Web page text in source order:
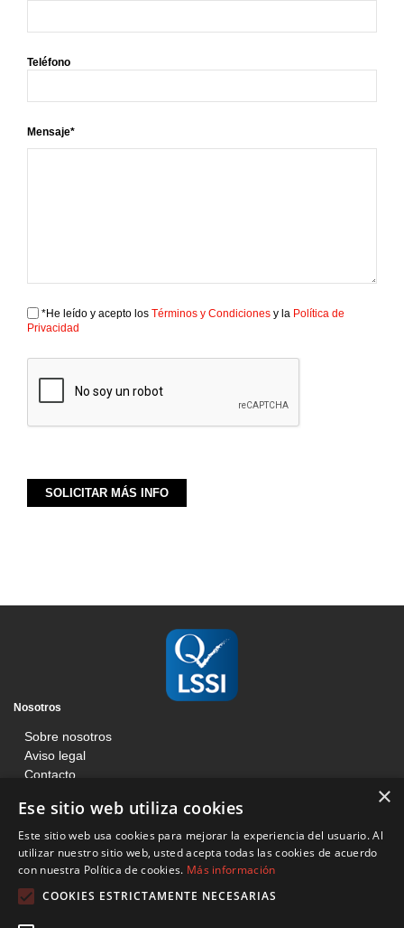
Teléfono
Mensaje*
*He leído y acepto los Términos y Condiciones y la Política de
Privacidad
Nosotros
Sobre nosotros
Aviso legal
Contacto
Términos y condiciones
Condiciones de venta web
Política de cookies
×
Ese sitio web utiliza cookies
Este sitio web usa cookies para mejorar la experiencia del usuario. Al
utilizar nuestro sitio web, usted acepta todas las cookies de acuerdo
con nuestra Política de cookies. Más información
COOKIES ESTRICTAMENTE NECESARIAS